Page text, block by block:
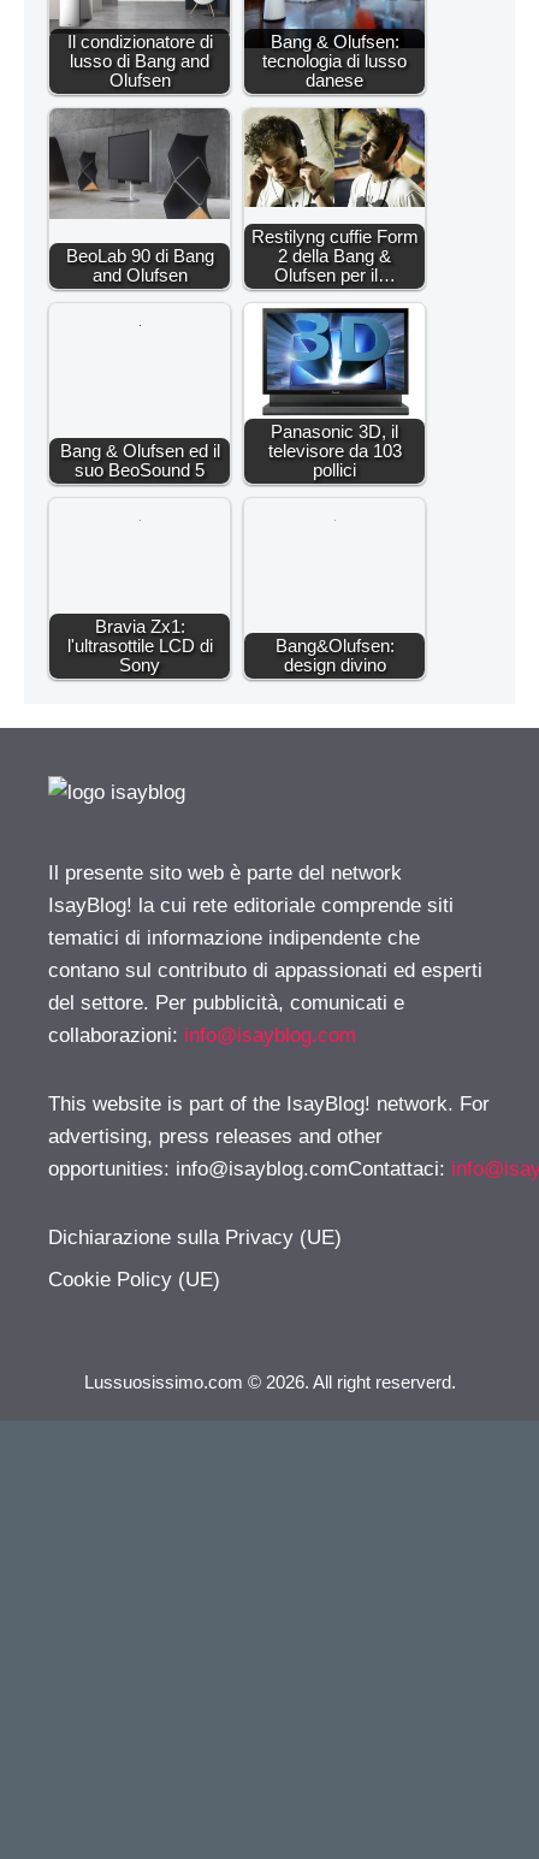
Il condizionatore di
lusso di Bang and
Olufsen
Bang & Olufsen:
tecnologia di lusso
danese
BeoLab 90 di Bang
and Olufsen
Restilyng cuffie Form
2 della Bang &
Olufsen per il…
Bang & Olufsen ed il
suo BeoSound 5
Panasonic 3D, il
televisore da 103
pollici
Bravia Zx1:
l'ultrasottile LCD di
Sony
Bang&Olufsen:
design divino
Il presente sito web è parte del network
IsayBlog! la cui rete editoriale comprende siti
tematici di informazione indipendente che
contano sul contributo di appassionati ed esperti
del settore. Per pubblicità, comunicati e
collaborazioni: info@isayblog.com
This website is part of the IsayBlog! network. For
advertising, press releases and other
opportunities: info@isayblog.comContattaci:
Dichiarazione sulla Privacy (UE)
Cookie Policy (UE)
Lussuosissimo.com © 2026. All right reserverd.